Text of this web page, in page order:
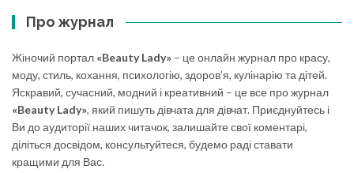
Про журнал
Жіночий портал «Beauty Lady» – це онлайн журнал про красу,
моду, стиль, кохання, психологію, здоров’я, кулінарію та дітей.
Яскравий, сучасний, модний і креативний – це все про журнал
«Beauty Lady», який пишуть дівчата для дівчат. Приєднуйтесь і
Ви до аудиторії наших читачок, залишайте свої коментарі,
діліться досвідом, консультуйтеся, будемо раді ставати
кращими для Вас.